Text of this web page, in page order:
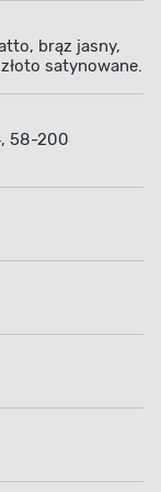
brąz jasny,
satynowane.
58-200